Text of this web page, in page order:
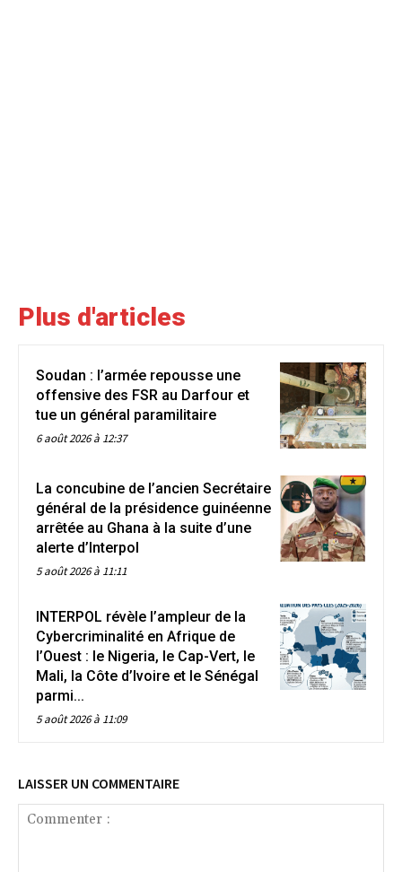
Plus d'articles
Soudan : l’armée repousse une
offensive des FSR au Darfour et
tue un général paramilitaire
6 août 2026 à 12:37
La concubine de l’ancien Secrétaire
général de la présidence guinéenne
arrêtée au Ghana à la suite d’une
alerte d’Interpol
5 août 2026 à 11:11
INTERPOL révèle l’ampleur de la
Cybercriminalité en Afrique de
l’Ouest : le Nigeria, le Cap-Vert, le
Mali, la Côte d’Ivoire et le Sénégal
parmi...
5 août 2026 à 11:09
LAISSER UN COMMENTAIRE